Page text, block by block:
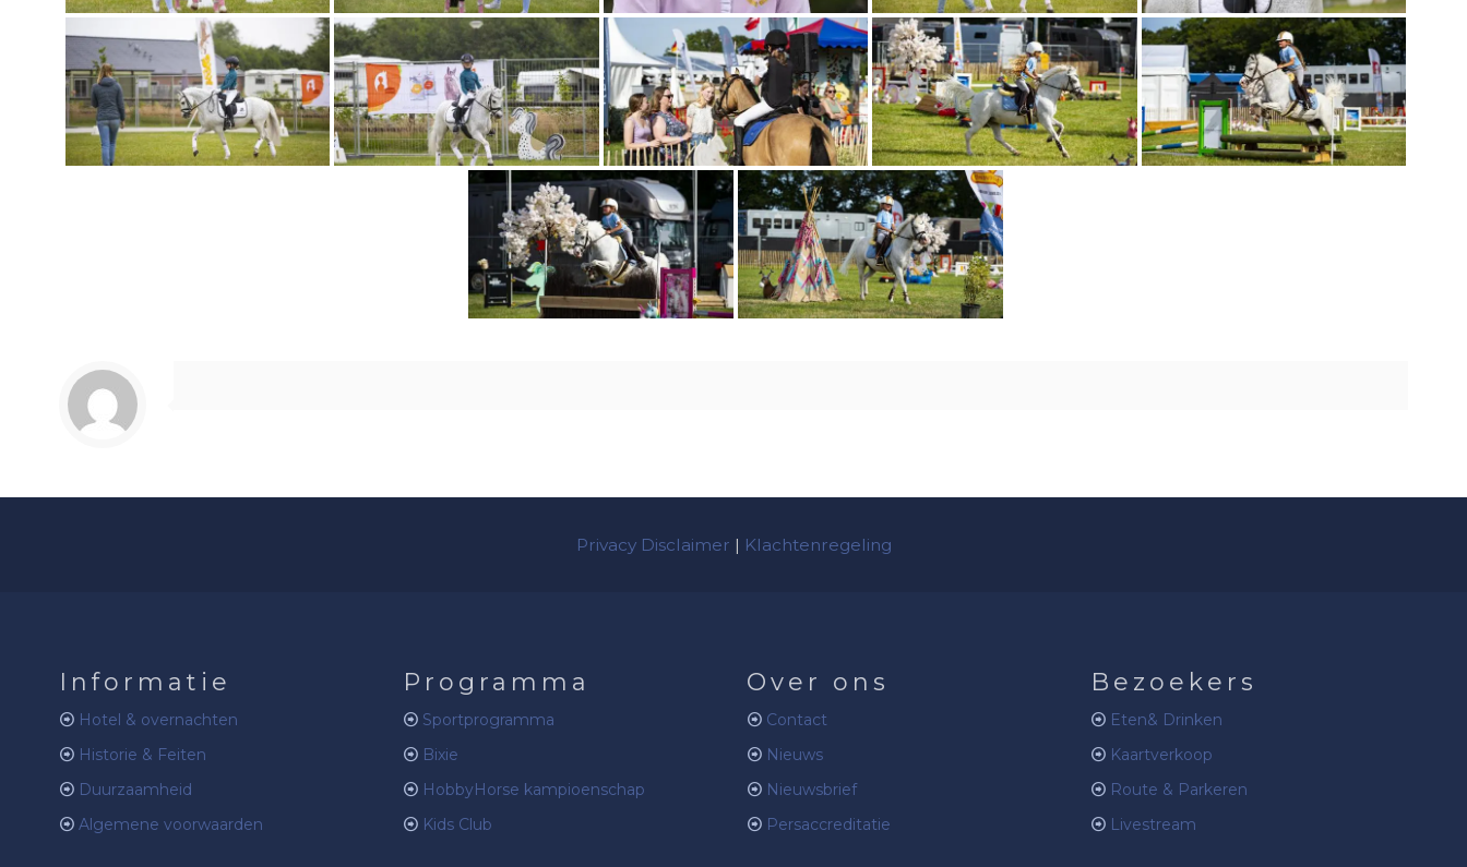
Privacy Disclaimer | Klachtenregeling
Informatie
Hotel & overnachten
Historie & Feiten
Duurzaamheid
Algemene voorwaarden
Programma
Sportprogramma
Bixie
HobbyHorse kampioenschap
Kids Club
Over ons
Contact
Nieuws
Nieuwsbrief
Persaccreditatie
Bezoekers
Eten& Drinken
Kaartverkoop
Route & Parkeren
Livestream